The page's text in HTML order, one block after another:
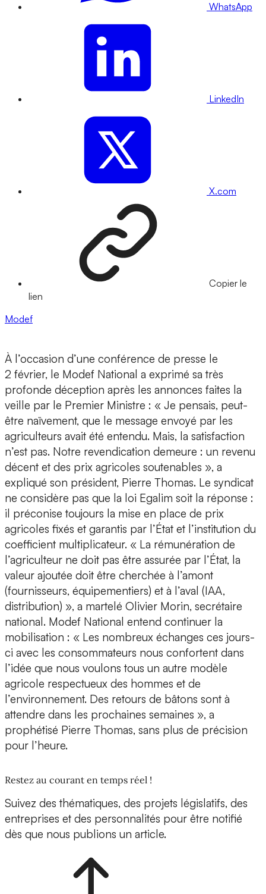
WhatsApp
LinkedIn
X.com
Copier le
lien
Modef
À l’occasion d’une conférence de presse le
2 février, le Modef National a exprimé sa très
profonde déception après les annonces faites la
veille par le Premier Ministre : « Je pensais, peut-
être naïvement, que le message envoyé par les
agriculteurs avait été entendu. Mais, la satisfaction
n’est pas. Notre revendication demeure : un revenu
décent et des prix agricoles soutenables », a
expliqué son président, Pierre Thomas. Le syndicat
ne considère pas que la loi Egalim soit la réponse :
il préconise toujours la mise en place de prix
agricoles fixés et garantis par l’État et l’institution du
coefficient multiplicateur. « La rémunération de
l’agriculteur ne doit pas être assurée par l’État, la
valeur ajoutée doit être cherchée à l’amont
(fournisseurs, équipementiers) et à l’aval (IAA,
distribution) », a martelé Olivier Morin, secrétaire
national. Modef National entend continuer la
mobilisation : « Les nombreux échanges ces jours-
ci avec les consommateurs nous confortent dans
l’idée que nous voulons tous un autre modèle
agricole respectueux des hommes et de
l’environnement. Des retours de bâtons sont à
attendre dans les prochaines semaines », a
prophétisé Pierre Thomas, sans plus de précision
pour l’heure.
Restez au courant en temps réel !
Suivez des thématiques, des projets législatifs, des
entreprises et des personnalités pour être notifié
dès que nous publions un article.